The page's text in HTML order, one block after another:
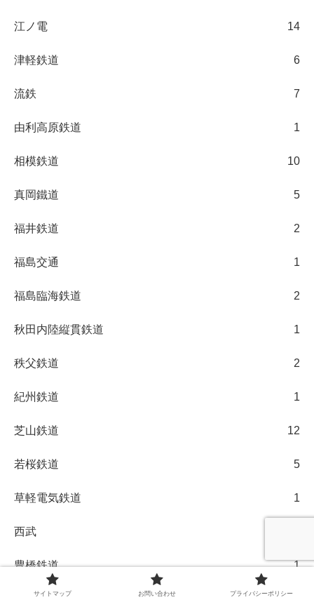
江ノ電 14
津軽鉄道 6
流鉄 7
由利高原鉄道 1
相模鉄道 10
真岡鐵道 5
福井鉄道 2
福島交通 1
福島臨海鉄道 2
秋田内陸縦貫鉄道 1
秩父鉄道 2
紀州鉄道 1
芝山鉄道 12
若桜鉄道 5
草軽電気鉄道 1
西武
豊橋鉄道 1
路線バス
サイトマップ お問い合わせ プライバシーポリシー